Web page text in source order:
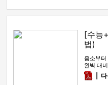
[수능
법)
음소부
완벽 대
학습하세
pdf